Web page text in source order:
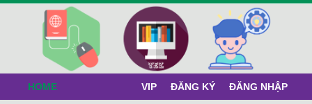
HOME VIP ĐĂNG KÝ ĐĂNG NHẬP